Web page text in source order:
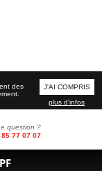
question ?
85 77 07 07
des
J'AI COMPRIS
plus d'infos